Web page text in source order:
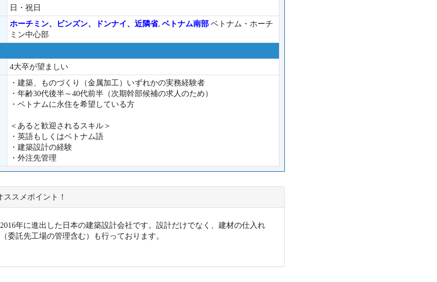
日・祝日
ホーチミン、ビンズン、ドンナイ、近隣省, ベトナム南部 ベトナム・ホーチ
ミン中心部
4大卒が望ましい
・建築、ものづくり（金属加工）いずれかの実務経験者
・年齢30代後半～40代前半（次期幹部候補の求人のため）
・ベトナムに永住を希望している方
＜あると歓迎されるスキル＞
・英語もしくはベトナム語
・建築設計の経験
・外注先管理
スメポイント！
2016年に進出した日本の建築設計会社です。設計だけでなく、建材の仕入れ
（委託先工場の管理含む）も行っております。